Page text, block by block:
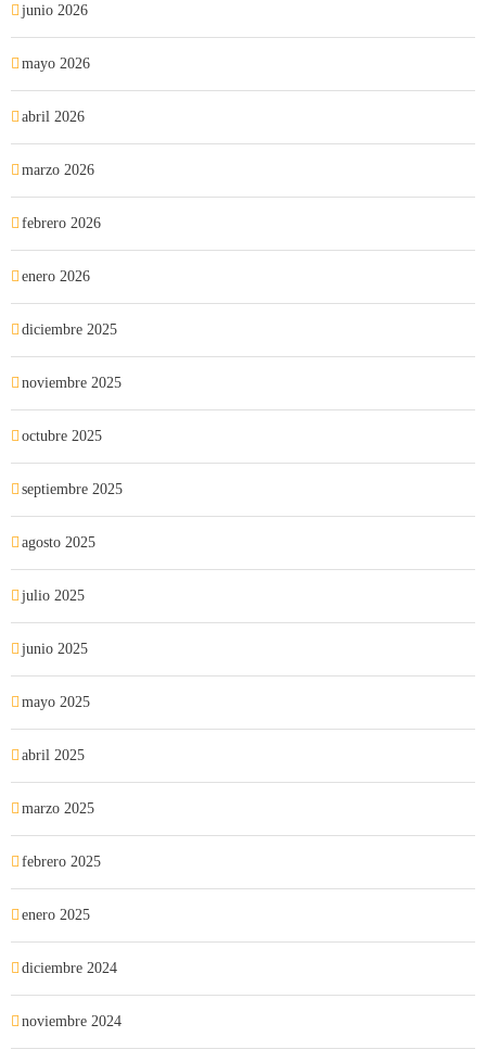
junio 2026
mayo 2026
abril 2026
marzo 2026
febrero 2026
enero 2026
diciembre 2025
noviembre 2025
octubre 2025
septiembre 2025
agosto 2025
julio 2025
junio 2025
mayo 2025
abril 2025
marzo 2025
febrero 2025
enero 2025
diciembre 2024
noviembre 2024